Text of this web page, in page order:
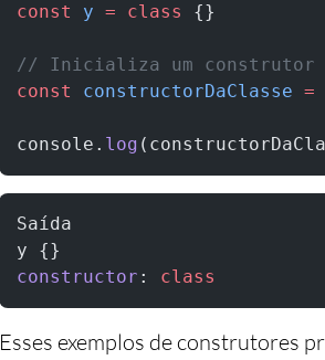
const y = class {}
// Inicializa um construtor
const
constructorDaClasse =
console. log
Saída
y {}
constructor : class
Esses exemplos de construtores